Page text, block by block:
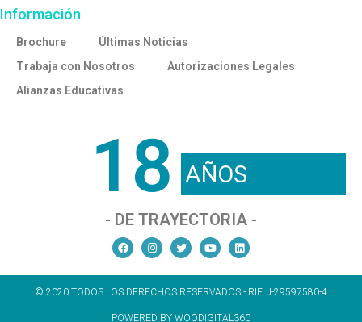
Información
Brochure
Últimas Noticias
Trabaja con Nosotros
Autorizaciones Legales
Alianzas Educativas
18 AÑOS
- DE TRAYECTORIA -
© 2020 TODOS LOS DERECHOS RESERVADOS - RIF. J-29597580-4
POWERED BY WOODIGITAL360